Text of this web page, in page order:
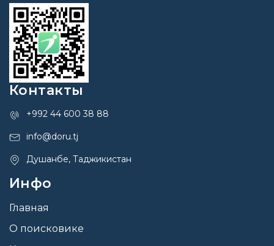
Контакты
+992 44 600 38 88
info@doru.tj
Душанбе, Таджикистан
Инфо
Главная
О поисковике